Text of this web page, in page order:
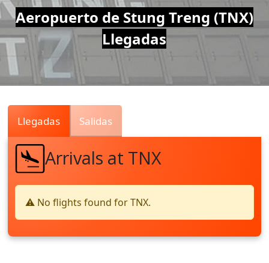
Air
Traffic
Live
Aeropuerto de Stung Treng (TNX)
Llegadas
Llegadas Salidas
Arrivals at TNX
⚠️ No flights found for TNX.